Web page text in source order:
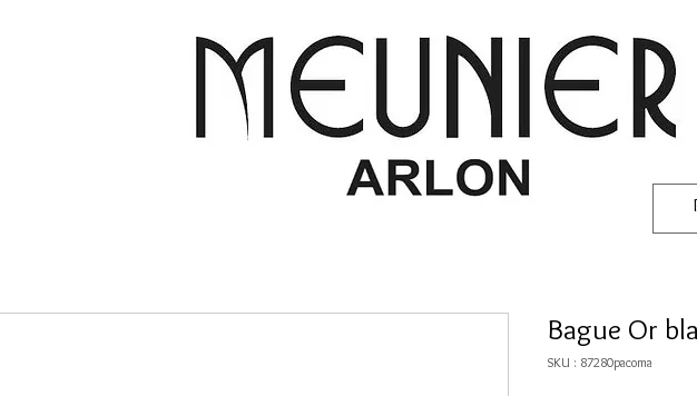
Bague Or
SKU : 87280pacoma